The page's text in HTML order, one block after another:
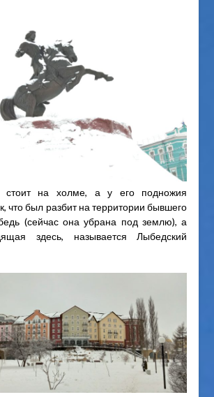
стоит на холме, а у его подножия
что был разбит на территории бывшего
(сейчас она убрана под землю), а
здесь, называется Лыбедский